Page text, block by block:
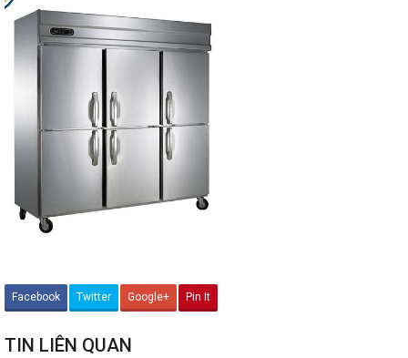
Facebook Twitter Google+ Pin It
TIN LIÊN QUAN